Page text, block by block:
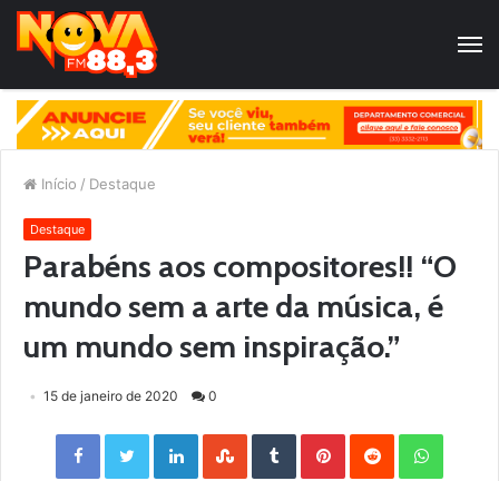
Início / Destaque
Destaque
Parabéns aos compositores!! “O
mundo sem a arte da música, é
um mundo sem inspiração.”
15 de janeiro de 2020 0
Facebook Twitter LinkedIn StumbleUpon Tumblr Pinterest Reddit